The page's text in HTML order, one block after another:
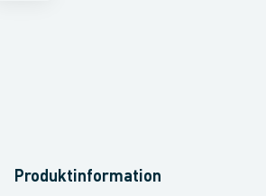
Produktinformation